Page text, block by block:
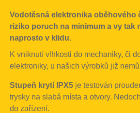
Vodotěsná elektronika oběhového
riziko poruch na minimum a vy tak
naprosto v klidu.
K vniknutí vlhkosti do mechaniky, či
elektroniky, u našich výrobků již
Stupeň krytí IPX5 je testován
trysky na slabá místa a otvory.
do zařízení.